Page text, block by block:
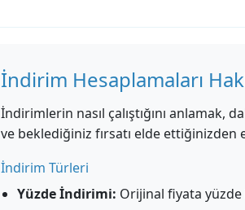
İndirim Hesaplamaları
İndirimlerin nasıl çalıştığını anlamak,
ve beklediğiniz fırsatı elde ettiğinizden
İndirim Türleri
Yüzde İndirimi: Orijinal fiyata